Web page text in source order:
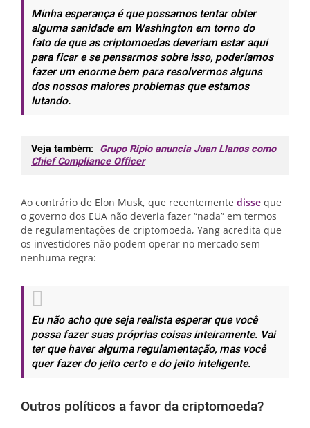
Minha esperança é que possamos tentar obter
alguma sanidade em Washington em torno do
fato de que as criptomoedas deveriam estar aqui
para ficar e se pensarmos sobre isso, poderíamos
fazer um enorme bem para resolvermos alguns
dos nossos maiores problemas que estamos
lutando.
Veja também: Grupo Ripio anuncia Juan Llanos como
Chief Compliance Officer
Ao contrário de Elon Musk, que recentemente disse que
o governo dos EUA não deveria fazer “nada” em termos
de regulamentações de criptomoeda, Yang acredita que
os investidores não podem operar no mercado sem
nenhuma regra:
Eu não acho que seja realista esperar que você
possa fazer suas próprias coisas inteiramente. Vai
ter que haver alguma regulamentação, mas você
quer fazer do jeito certo e do jeito inteligente.
Outros políticos a favor da criptomoeda?